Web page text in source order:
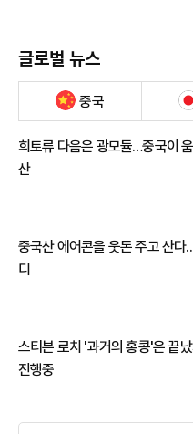
글로벌 뉴스
중국
희토류 다음은 광모듈…중국이
산
중국산 에어콘을 웃돈 주고 산다
디
스티븐 로치 '과거의 홍콩'은 끝
진행중